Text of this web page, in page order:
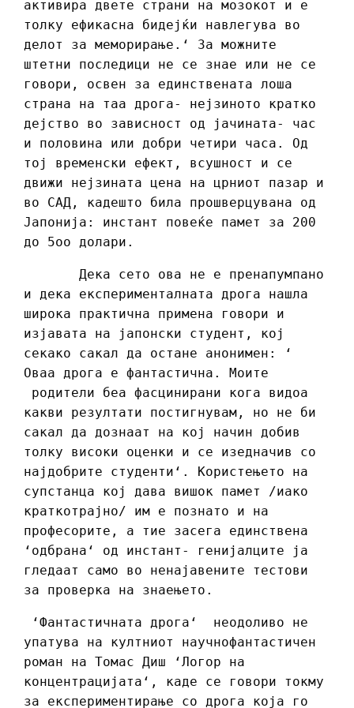
активира двете страни на мозокот и е
толку ефикасна бидејќи навлегува во
делот за меморирање.‘ За можните
штетни последици не се знае или не се
говори, освен за единствената лоша
страна на таа дрога- нејзиното кратко
дејство во зависност од јачината- час
и половина или добри четири часа. Од
тој временски ефект, всушност и се
движи нејзината цена на црниот пазар и
во САД, кадешто била прошверцувана од
Јапонија: инстант повеќе памет за 200
до 5оо долари.
Дека сето ова не е пренапумпано
и дека експерименталната дрога нашла
широка практична примена говори и
изјавата на јапонски студент, кој
секако сакал да остане анонимен: ‘
Оваа дрога е фантастична. Моите
родители беа фасцинирани кога видоа
какви резултати постигнувам, но не би
сакал да дознаат на кој начин добив
толку високи оценки и се изедначив со
најдобрите студенти‘. Користењето на
супстанца кој дава вишок памет /иако
краткотрајно/ им е познато и на
професорите, а тие засега единствена
‘одбрана‘ од инстант- генијалците ја
гледаат само во ненајавените тестови
за проверка на знаењето.
‘Фантастичната дрога‘ неодоливо не
упатува на култниот научнофантастичен
роман на Томас Диш ‘Логор на
концентрацијата‘, каде се говори токму
за експериментирање со дрога која го